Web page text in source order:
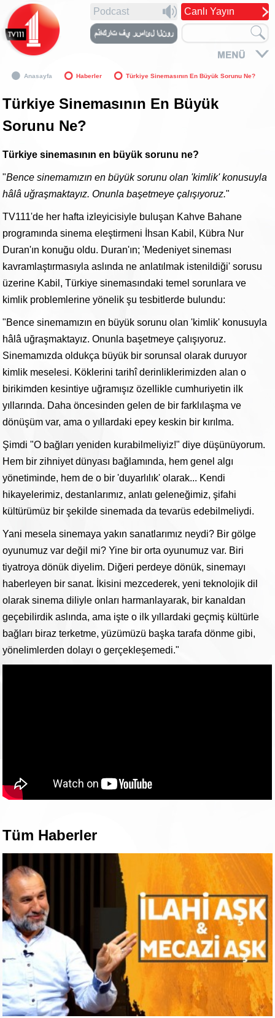
Canlı Yayın
Podcast
Anasayfa Haberler Türkiye Sinemasının En Büyük Sorunu Ne?
Türkiye Sinemasının En Büyük
Sorunu Ne?
Türkiye sinemasının en büyük sorunu ne?
"Bence sinemamızın en büyük sorunu olan 'kimlik' konusuyla
hâlâ uğraşmaktayız. Onunla başetmeye çalışıyoruz."
TV111'de her hafta izleyicisiyle buluşan Kahve Bahane
programında sinema eleştirmeni İhsan Kabil, Kübra Nur
Duran'ın konuğu oldu. Duran'ın; 'Medeniyet sineması
kavramlaştırmasıyla aslında ne anlatılmak istenildiği' sorusu
üzerine Kabil, Türkiye sinemasındaki temel sorunlara ve
kimlik problemlerine yönelik şu tesbitlerde bulundu:
"Bence sinemamızın en büyük sorunu olan 'kimlik' konusuyla
hâlâ uğraşmaktayız. Onunla başetmeye çalışıyoruz.
Sinemamızda oldukça büyük bir sorunsal olarak duruyor
kimlik meselesi. Köklerini tarihî derinliklerimizden alan o
birikimden kesintiye uğramışız özellikle cumhuriyetin ilk
yıllarında. Daha öncesinden gelen de bir farklılaşma ve
dönüşüm var, ama o yıllardaki epey keskin bir kırılma.
Şimdi "O bağları yeniden kurabilmeliyiz!" diye düşünüyorum.
Hem bir zihniyet dünyası bağlamında, hem genel algı
yönetiminde, hem de o bir 'duyarlılık' olarak... Kendi
hikayelerimiz, destanlarımız, anlatı geleneğimiz, şifahi
kültürümüz bir şekilde sinemada da tevarüs edebilmeliydi.
Yani mesela sinemaya yakın sanatlarımız neydi? Bir gölge
oyunumuz var değil mi? Yine bir orta oyunumuz var. Biri
tiyatroya dönük diyelim. Diğeri perdeye dönük, sinemayı
haberleyen bir sanat. İkisini mezcederek, yeni teknolojik dil
olarak sinema diliyle onları harmanlayarak, bir kanaldan
geçebilirdik aslında, ama işte o ilk yıllardaki geçmiş kültürle
bağları biraz terketme, yüzümüzü başka tarafa dönme gibi,
yönelimlerden dolayı o gerçekleşemedi."
Tüm Haberler